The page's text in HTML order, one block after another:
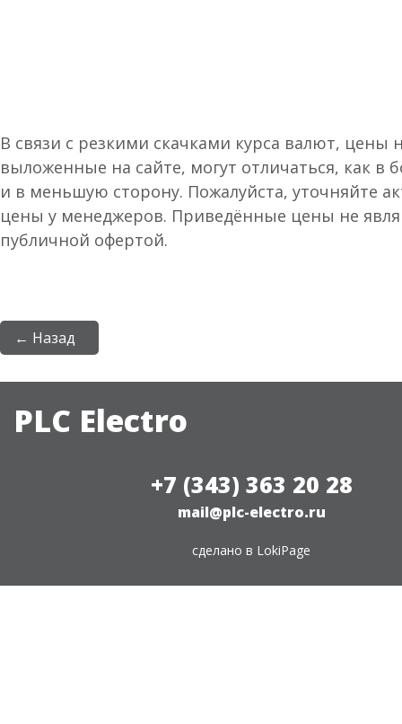
В связи с резкими скачками курса валют, цены
выложенные на сайте, могут отличаться, как в
и в меньшую сторону. Пожалуйста, уточняйте
цены у менеджеров. Приведённые цены не
публичной офертой.
← Назад
PLC Electro
+7 (343) 363 20 28
mail@plc-electro.ru
сделано в LokiPage